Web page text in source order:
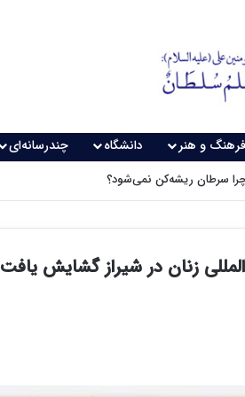
فرهنگ و هنر دانشگاه چندرسانه‌ای
سرطان ریشه‌کن نمی‌شود؟
زنان در شیراز گشایش یافت